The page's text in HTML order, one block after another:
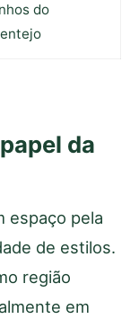
do
da
espaço pela
de estilos.
região
em